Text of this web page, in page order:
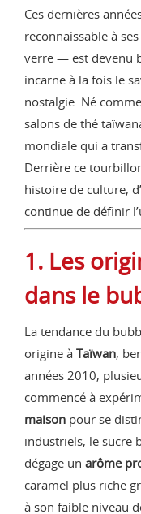
Ces dernières
reconnaissable à
verre — est devenu
incarne à la fois le
nostalgie. Né
salons de thé
mondiale qui a
Derrière ce
histoire de culture,
continue de définir
1. Les
dans le
La tendance du
origine à Taïwan,
années 2010,
commencé à
maison pour se
industriels, le sucre
dégage un arôme
caramel plus riche
à son faible niveau